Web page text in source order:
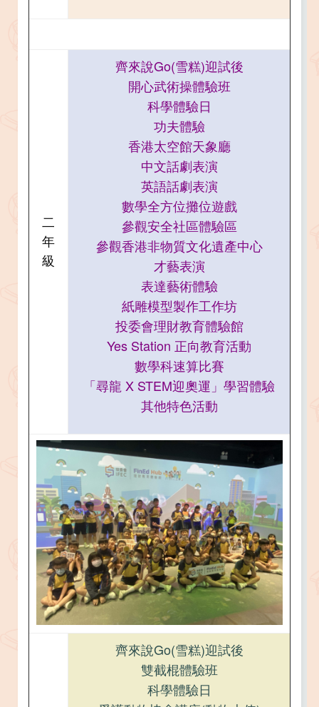
二
年
級
齊來說Go(雪糕)迎試後
開心武術操體驗班
科學體驗日
功夫體驗
香港太空館天象廳
中文話劇表演
英語話劇表演
數學全方位攤位遊戲
參觀安全社區體驗區
參觀香港非物質文化遺產中心
才藝表演
表達藝術體驗
紙雕模型製作工作坊
投委會理財教育體驗館
Yes Station 正向教育活動
數學科速算比賽
「尋龍 X STEM迎奧運」學習體驗
其他特色活動
齊來說Go(雪糕)迎試後
雙截棍體驗班
科學體驗日